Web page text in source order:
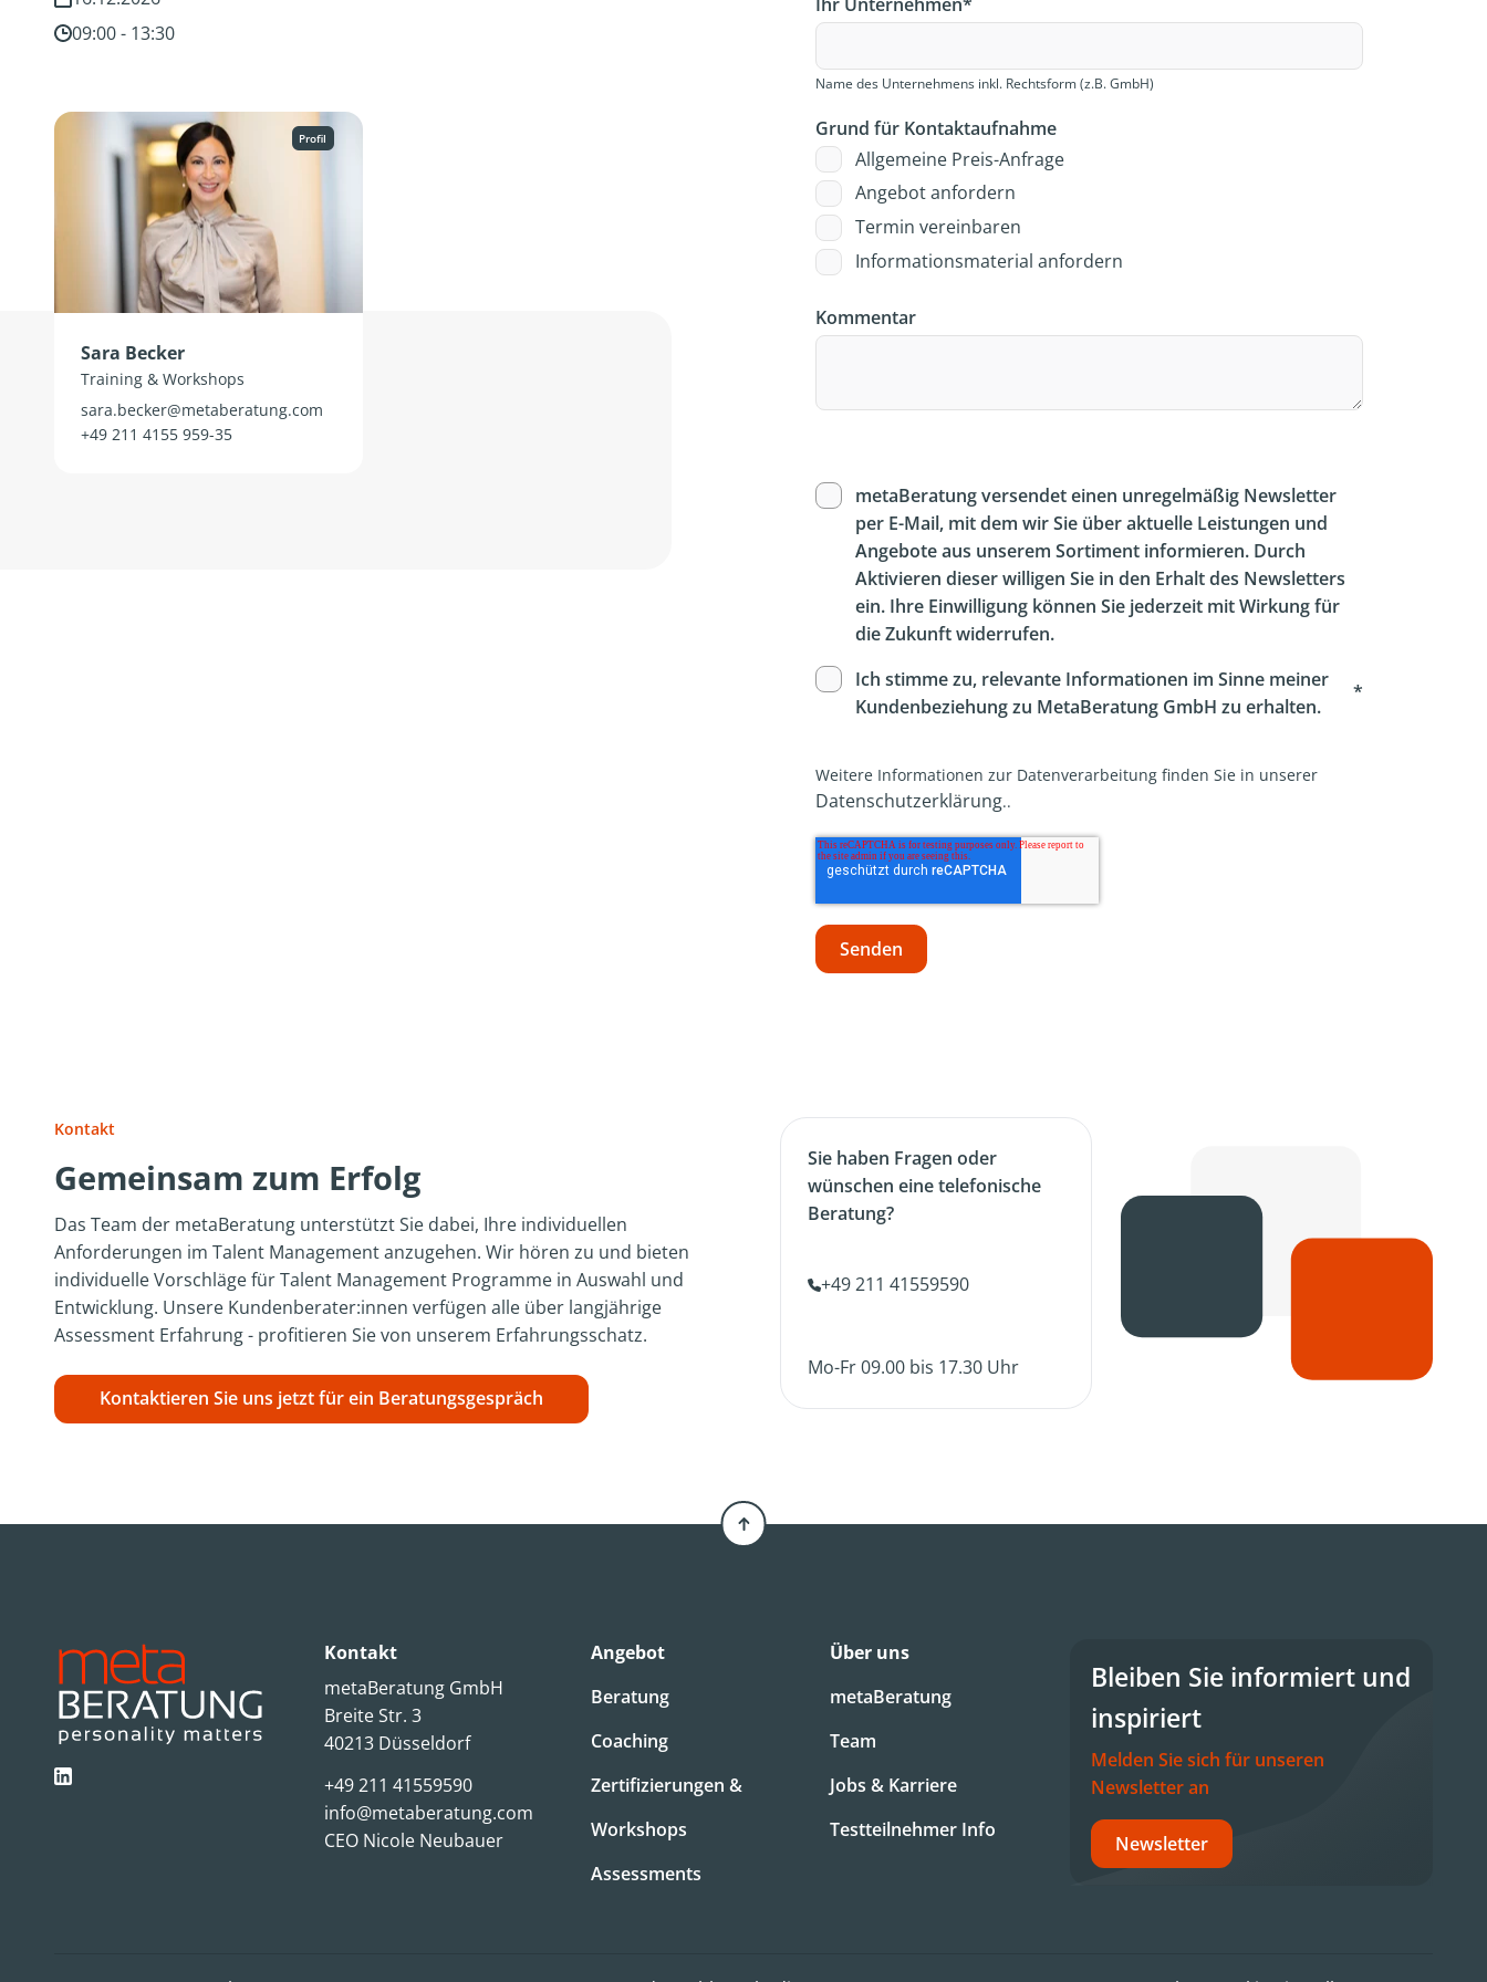
09:00 - 13:30
Profil
Sara Becker
Training & Workshops
sara.becker@metaberatung.com
+49 211 4155 959-35
Name des Unternehmens inkl. Rechtsform (z.B. GmbH)
Grund für Kontaktaufnahme
Allgemeine Preis-Anfrage
Angebot anfordern
Termin vereinbaren
Informationsmaterial anfordern
Kommentar
metaBeratung versendet einen unregelmäßig Newsletter
per E-Mail, mit dem wir Sie über aktuelle Leistungen und
Angebote aus unserem Sortiment informieren. Durch
Aktivieren dieser willigen Sie in den Erhalt des Newsletters
ein. Ihre Einwilligung können Sie jederzeit mit Wirkung für
die Zukunft widerrufen.
Ich stimme zu, relevante Informationen im Sinne meiner
Kundenbeziehung zu MetaBeratung GmbH zu erhalten.
*
Weitere Informationen zur Datenverarbeitung finden Sie in unserer
Datenschutzerklärung..
Kontakt
Gemeinsam zum Erfolg
Das Team der metaBeratung unterstützt Sie dabei, Ihre individuellen
Anforderungen im Talent Management anzugehen. Wir hören zu und bieten
individuelle Vorschläge für Talent Management Programme in Auswahl und
Entwicklung. Unsere Kundenberater:innen verfügen alle über langjährige
Assessment Erfahrung - profitieren Sie von unserem Erfahrungsschatz.
Kontaktieren Sie uns jetzt für ein Beratungsgespräch
Sie haben Fragen oder
wünschen eine telefonische
Beratung?
+49 211 41559590
Mo-Fr 09.00 bis 17.30 Uhr
Kontakt
metaBeratung GmbH
Breite Str. 3
40213 Düsseldorf
+49 211 41559590
info@metaberatung.com
CEO Nicole Neubauer
Angebot
Beratung
Coaching
Zertifizierungen &
Workshops
Assessments
Über uns
metaBeratung
Team
Jobs & Karriere
Testteilnehmer Info
Bleiben Sie informiert und
inspiriert
Melden Sie sich für unseren
Newsletter an
Newsletter